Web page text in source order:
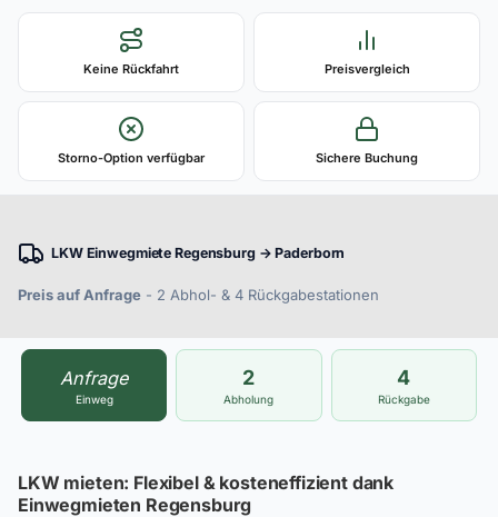
Keine Rückfahrt Preisvergleich
Storno-Option verfügbar Sichere Buchung
LKW Einwegmiete Regensburg → Paderborn
Preis auf Anfrage - 2 Abhol- & 4 Rückgabestationen
Anfrage
Einweg
2
Abholung
4
Rückgabe
LKW mieten: Flexibel & kosteneffizient dank
Einwegmieten Regensburg